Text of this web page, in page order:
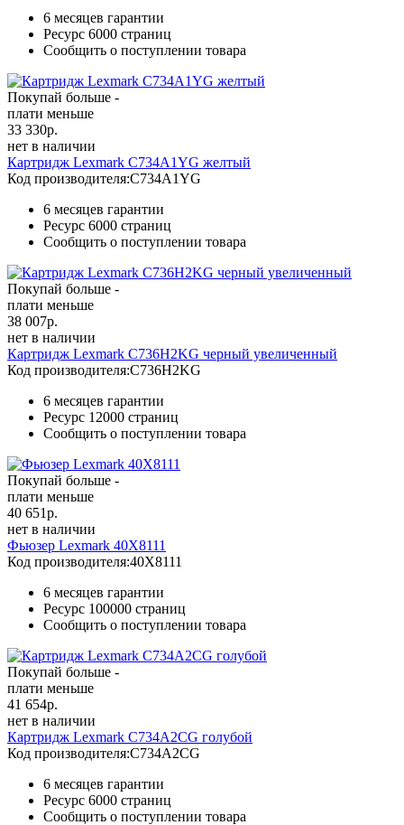
6 месяцев гарантии
Ресурс 6000 страниц
Сообщить о поступлении товара
Покупай больше -
плати меньше
33 330р.
нет в наличии
Картридж Lexmark C734A1YG желтый
Код производителя:C734A1YG
6 месяцев гарантии
Ресурс 6000 страниц
Сообщить о поступлении товара
Покупай больше -
плати меньше
38 007р.
нет в наличии
Картридж Lexmark C736H2KG черный увеличенный
Код производителя:C736H2KG
6 месяцев гарантии
Ресурс 12000 страниц
Сообщить о поступлении товара
Покупай больше -
плати меньше
40 651р.
нет в наличии
Фьюзер Lexmark 40X8111
Код производителя:40X8111
6 месяцев гарантии
Ресурс 100000 страниц
Сообщить о поступлении товара
Покупай больше -
плати меньше
41 654р.
нет в наличии
Картридж Lexmark C734A2CG голубой
Код производителя:C734A2CG
6 месяцев гарантии
Ресурс 6000 страниц
Сообщить о поступлении товара